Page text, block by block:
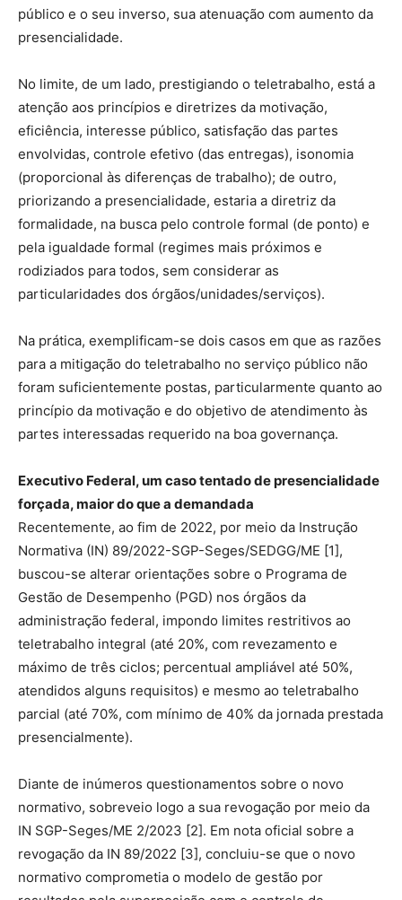
público e o seu inverso, sua atenuação com aumento da
presencialidade.
No limite, de um lado, prestigiando o teletrabalho, está a
atenção aos princípios e diretrizes da motivação,
eficiência, interesse público, satisfação das partes
envolvidas, controle efetivo (das entregas), isonomia
(proporcional às diferenças de trabalho); de outro,
priorizando a presencialidade, estaria a diretriz da
formalidade, na busca pelo controle formal (de ponto) e
pela igualdade formal (regimes mais próximos e
rodiziados para todos, sem considerar as
particularidades dos órgãos/unidades/serviços).
Na prática, exemplificam-se dois casos em que as razões
para a mitigação do teletrabalho no serviço público não
foram suficientemente postas, particularmente quanto ao
princípio da motivação e do objetivo de atendimento às
partes interessadas requerido na boa governança.
Executivo Federal, um caso tentado de presencialidade
forçada, maior do que a demandada
Recentemente, ao fim de 2022, por meio da Instrução
Normativa (IN) 89/2022-SGP-Seges/SEDGG/ME [1],
buscou-se alterar orientações sobre o Programa de
Gestão de Desempenho (PGD) nos órgãos da
administração federal, impondo limites restritivos ao
teletrabalho integral (até 20%, com revezamento e
máximo de três ciclos; percentual ampliável até 50%,
atendidos alguns requisitos) e mesmo ao teletrabalho
parcial (até 70%, com mínimo de 40% da jornada prestada
presencialmente).
Diante de inúmeros questionamentos sobre o novo
normativo, sobreveio logo a sua revogação por meio da
IN SGP-Seges/ME 2/2023 [2]. Em nota oficial sobre a
revogação da IN 89/2022 [3], concluiu-se que o novo
normativo comprometia o modelo de gestão por